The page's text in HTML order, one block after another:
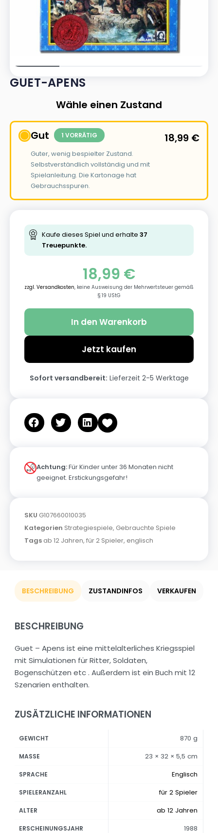
GUET-APENS
Wähle einen Zustand
Gut 1 VORRÄTIG
Guter, wenig bespielter Zustand.
Selbstverständlich vollständig und mit
Spielanleitung. Die Kartonage hat
Gebrauchsspuren.
18,99 €
Kaufe dieses Spiel und erhalte 37
Treuepunkte.
18,99 €
zzgl. Versandkosten, keine Ausweisung der Mehrwertsteuer gemäß
§ 19 UStG
In den Warenkorb
Jetzt kaufen
Sofort versandbereit: Lieferzeit 2-5 Werktage
Achtung:Für Kinder unter 36 Monaten nicht
geeignet. Erstickungsgefahr!
SKU G107660010035
Kategorien Strategiespiele, Gebrauchte Spiele
Tags ab 12 Jahren, für 2 Spieler, englisch
BESCHREIBUNG ZUSTANDINFOS VERKAUFEN
BESCHREIBUNG
Guet – Apens ist eine mittelalterliches Kriegsspiel
mit Simulationen für Ritter, Soldaten,
Bogenschützen etc . Außerdem ist ein Buch mit 12
Szenarien enthalten.
ZUSÄTZLICHE INFORMATIONEN
GEWICHT 870 g
MASSE 23 × 32 × 5,5 cm
SPRACHE Englisch
SPIELERANZAHL für 2 Spieler
ALTER ab 12 Jahren
ERSCHEINUNGSJAHR 1988